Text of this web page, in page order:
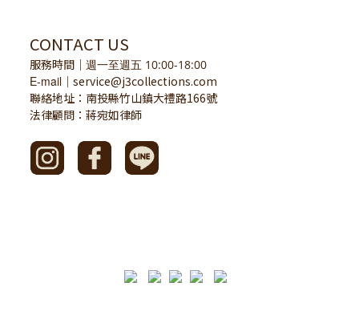
CONTACT US
服務時間 ｜ 週一至週五 10:00-18:00
E-mail ｜ service@j3collections.com
聯絡地址：南投縣竹山鎮大禮路166號
法律顧問：蔣宛如律師